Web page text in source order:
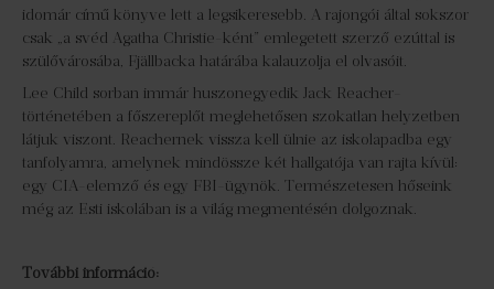
idomár című könyve lett a legsikeresebb. A rajongói által sokszor
csak „a svéd Agatha Christie-ként” emlegetett szerző ezúttal is
szülővárosába, Fjällbacka határába kalauzolja el olvasóit.
Lee Child sorban immár huszonegyedik Jack Reacher-
történetében a főszereplőt meglehetősen szokatlan helyzetben
látjuk viszont. Reachernek vissza kell ülnie az iskolapadba egy
tanfolyamra, amelynek mindössze két hallgatója van rajta kívül:
egy CIA-elemző és egy FBI-ügynök. Természetesen hőseink
még az Esti iskolában is a világ megmentésén dolgoznak.
További információ: